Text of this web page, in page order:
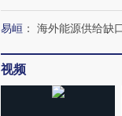
易峘 ： 海外能源供给缺
视频